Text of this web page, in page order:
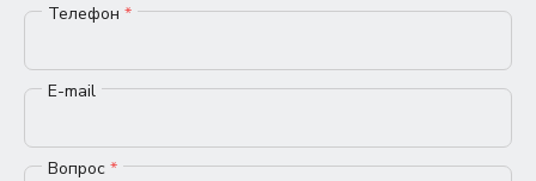
Телефон *
E-mail
Вопрос *